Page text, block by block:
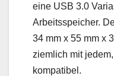
eine USB 3.0
Arbeitsspeicher.
34 mm x 55 mm x
ziemlich mit
kompatibel.